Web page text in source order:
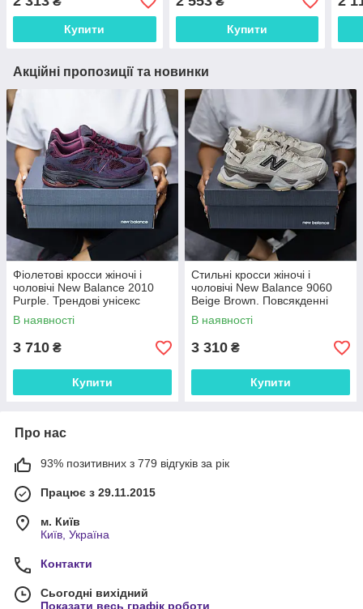
Купити
Фор ЗИМА
Купити
Акційні пропозиції та новинки
Фіолетові кросси жіночі і
чоловічі New Balance 2010
Purple. Трендові унісекс
кроссівки Нью Беленс 2010.
В наявності
3 710 ₴
Купити
Стильні кросси жіночі і
чоловічі New Balance 9060
Beige Brown. Повсякденні
унісекс кроссівки Нью Беленс
9060.
В наявності
3 310 ₴
Купити
Про нас
93% позитивних з 779 відгуків за рік
Працює з 29.11.2015
м. Київ
Київ, Україна
Контакти
Сьогодні вихідний
Показати весь графік роботи